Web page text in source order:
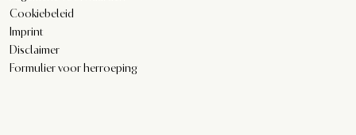
Cookiebeleid
Imprint
Disclaimer
Formulier voor herroeping